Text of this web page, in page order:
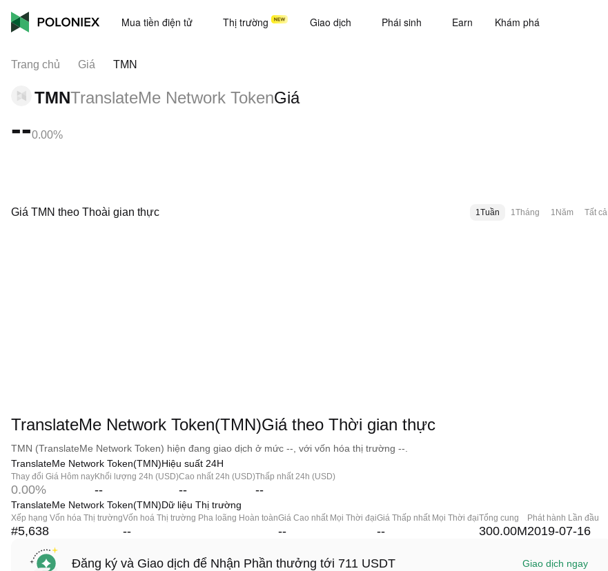
Mua tiền điện tử Thị trường Giao dịch Phái sinh Earn Khám phá
Trang chủ Giá TMN
TMNTranslateMe Network TokenGiá
--0.00%
Giá TMN theo Thoài gian thực 1Tuần 1Tháng 1Năm Tất cả
TranslateMe Network Token(TMN)Giá theo Thời gian thực
TMN (TranslateMe Network Token) hiện đang giao dịch ở mức --, với vốn hóa thị trường --.
TranslateMe Network Token(TMN)Hiệu suất 24H
Thay đổi Giá Hôm nay
0.00%
Khối lượng 24h (USD)
--
Cao nhất 24h (USD)
--
Thấp nhất 24h (USD)
--
TranslateMe Network Token(TMN)Dữ liệu Thị trường
Xếp hạng Vốn hóa Thị trường
#5,638
Vốn hoá Thị trường Pha loãng Hoàn toàn
--
Giá Cao nhất Mọi Thời đại
--
Giá Thấp nhất Mọi Thời đại
--
Tổng cung
300.00M
Phát hành Lần đầu
2019-07-16
Đăng ký và Giao dịch để Nhận Phần thưởng tới 711 USDT Giao dịch ngay